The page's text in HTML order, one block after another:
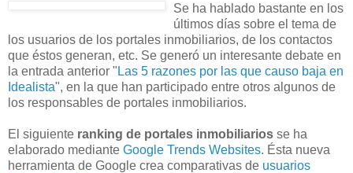
Se ha hablado bastante en los
últimos días sobre el tema de
los usuarios de los portales inmobiliarios, de los contactos
que éstos generan, etc. Se generó un interesante debate en
la entrada anterior " Las 5 razones por las que causo baja en
Idealista", en la que han participado entre otros algunos de
los responsables de portales inmobiliarios.
El siguiente ranking de portales inmobiliarios se ha
elaborado mediante Google Trends Websites. Ésta nueva
herramienta de Google crea comparativas de usuarios